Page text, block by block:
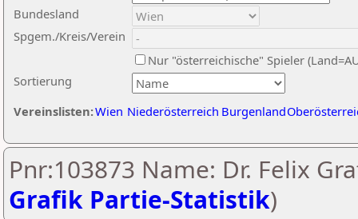
Sortierung
Bundesland
Spgem./Kreis/Verein
Nur "österreichische" Spieler
Vereinslisten:Wien Niederösterreich Burgenland
Pnr:103873 Name: Dr. Felix
Grafik Partie-Statistik)